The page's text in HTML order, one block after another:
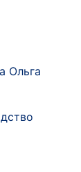
Ольга